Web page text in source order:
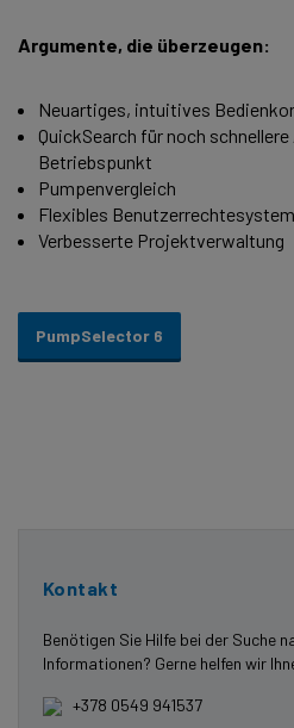
Argumente, die überzeugen:
Neuartiges, intuitives
QuickSearch für noch
Betriebspunkt
Pumpenvergleich
Flexibles Benutzerrechtesystem
Verbesserte Projektverwaltung
PumpSelector 6
Kontakt
Benötigen Sie Hilfe bei der Suche
Informationen? Gerne helfen wir
+378 0549 941537